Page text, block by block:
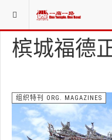
当前位置： 资料库LIBRARIES
槟城福德
组织特刊 ORG. MAGAZINES